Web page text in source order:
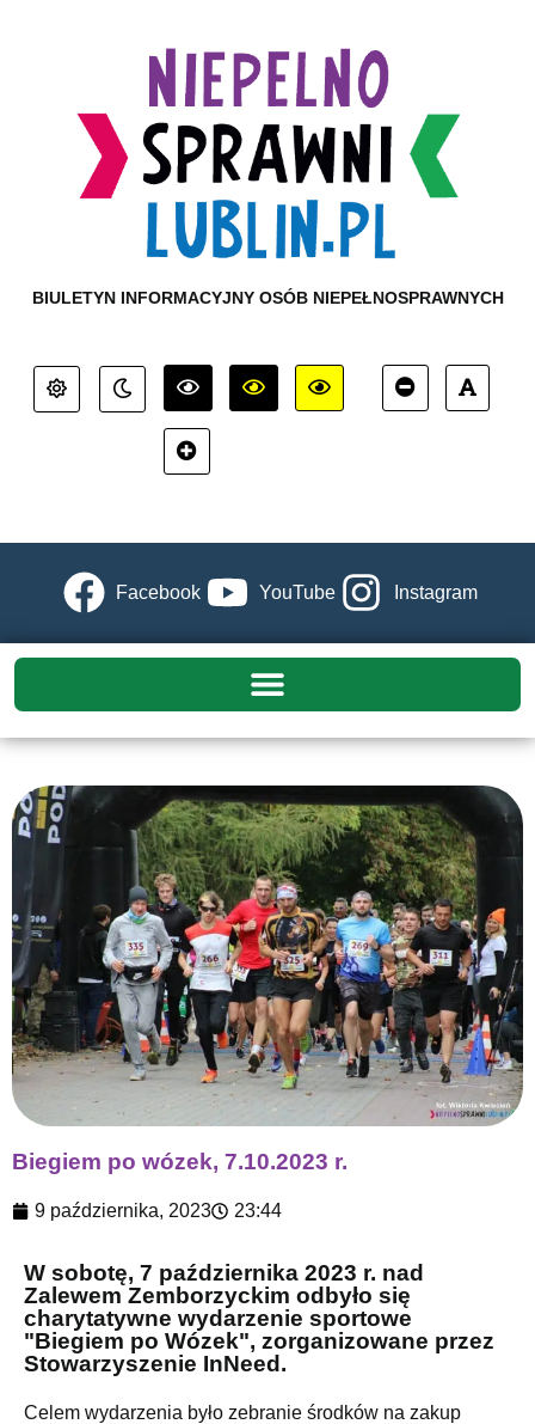
BIULETYN INFORMACYJNY OSÓB NIEPEŁNOSPRAWNYCH
Facebook YouTube Instagram
Biegiem po wózek, 7.10.2023 r.
9 października, 2023 23:44
W sobotę, 7 października 2023 r. nad
Zalewem Zemborzyckim odbyło się
charytatywne wydarzenie sportowe
"Biegiem po Wózek", zorganizowane przez
Stowarzyszenie InNeed.
Celem wydarzenia było zebranie środków na zakup